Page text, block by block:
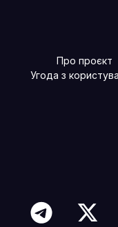
Про проєкт
Угода з
Читайте